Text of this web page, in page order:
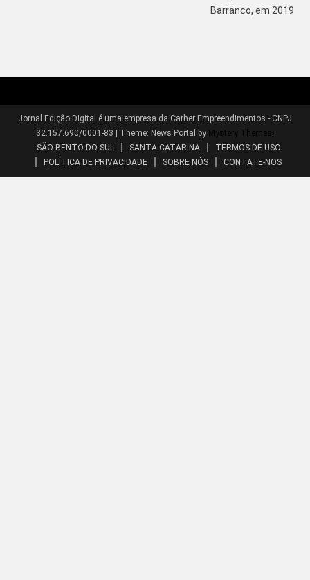
Barranco, em 2019
Jornal Edição Digital é uma empresa da Carher Empreendimentos - CNPJ
32.157.690/0001-83 | Theme: News Portal by Mystery Themes
SÃO BENTO DO SUL
SANTA CATARINA
TERMOS DE USO
POLÍTICA DE PRIVACIDADE
SOBRE NÓS CONTATE-NOS